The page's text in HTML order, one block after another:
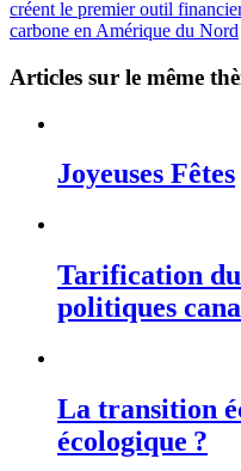
créent le premier outil
carbone en Amérique du Nord
Articles sur le même
Joyeuses Fêtes
Tarification
politiques
La transition
écologique ?